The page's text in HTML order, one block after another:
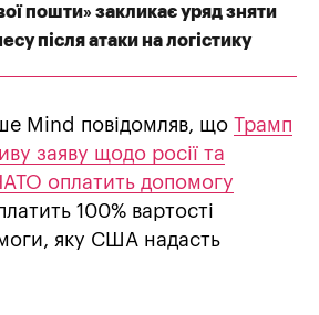
пошти» закликає уряд зняти
після атаки на логістику
Mind повідомляв, що Трамп
заяву щодо росії та
оплатить допомогу
100% вартості
яку США надасть